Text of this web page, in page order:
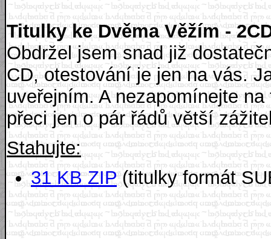
Titulky ke Dvěma Věžím -
Obdržel jsem snad již
CD, otestování je jen na vás.
uveřejním. A nezapomínejte
přeci jen o pár řádů větší
Stahujte:
31 KB ZIP(titulky formát